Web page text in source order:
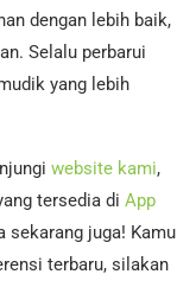
dengan lebih baik,
Selalu perbarui
yang lebih
website kami,
tersedia di App
sekarang juga! Kamu
terbaru, silakan